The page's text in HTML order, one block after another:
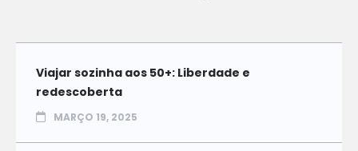
Viajar sozinha aos 50+: Liberdade e
redescoberta
MARÇO 19, 2025